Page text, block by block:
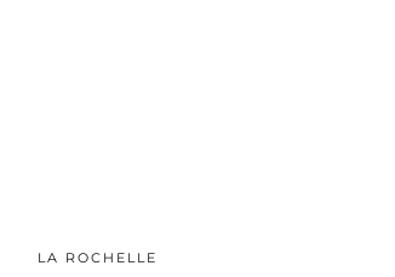
LA ROCHELLE